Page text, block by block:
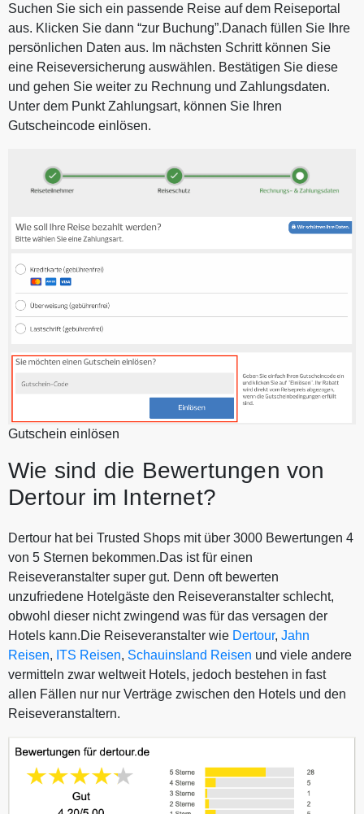
Suchen Sie sich ein passende Reise auf dem Reiseportal
aus. Klicken Sie dann “zur Buchung”.Danach füllen Sie Ihre
persönlichen Daten aus. Im nächsten Schritt können Sie
eine Reiseversicherung auswählen. Bestätigen Sie diese
und gehen Sie weiter zu Rechnung und Zahlungsdaten.
Unter dem Punkt Zahlungsart, können Sie Ihren
Gutscheincode einlösen.
Gutschein einlösen
Wie sind die Bewertungen von
Dertour im Internet?
Dertour hat bei Trusted Shops mit über 3000 Bewertungen 4
von 5 Sternen bekommen.Das ist für einen
Reiseveranstalter super gut. Denn oft bewerten
unzufriedene Hotelgäste den Reiseveranstalter schlecht,
obwohl dieser nicht zwingend was für das versagen der
Hotels kann.Die Reiseveranstalter wie Dertour, Jahn
Reisen, ITS Reisen, Schauinsland Reisen und viele andere
vermitteln zwar weltweit Hotels, jedoch bestehen in fast
allen Fällen nur nur Verträge zwischen den Hotels und den
Reiseveranstaltern.